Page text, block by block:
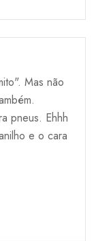
Mas não
pneus. Ehhh
e o cara